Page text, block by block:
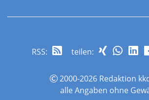
RSS: teilen:
2000-2026 Redaktion
alle Angaben ohne